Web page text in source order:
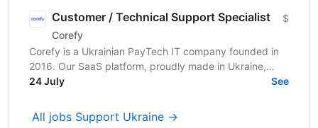
Customer / Technical Support Specialist
Corefy
$
Corefy is a Ukrainian PayTech IT company founded in
2016. Our SaaS platform, proudly made in Ukraine,
serves as a technological hub for orchestrating online...
24 July See
All jobs Support Ukraine →